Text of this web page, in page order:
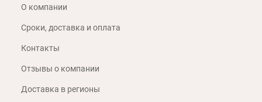
О компании
Сроки, доставка и оплата
Контакты
Отзывы о компании
Доставка в регионы